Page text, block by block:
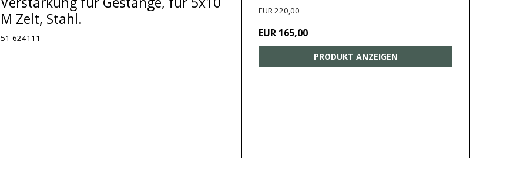
M Zelt, Stahl.
51-624111
EUR 220,00
EUR 165,00
PRODUKT ANZEIGEN